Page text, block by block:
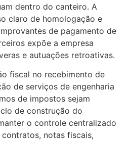
dentro do canteiro. A
claro de homologação e
de pagamento de
expõe a empresa
e autuações retroativas.
fiscal no recebimento de
de serviços de engenharia
de impostos sejam
de construção do
o controle centralizado
notas fiscais,